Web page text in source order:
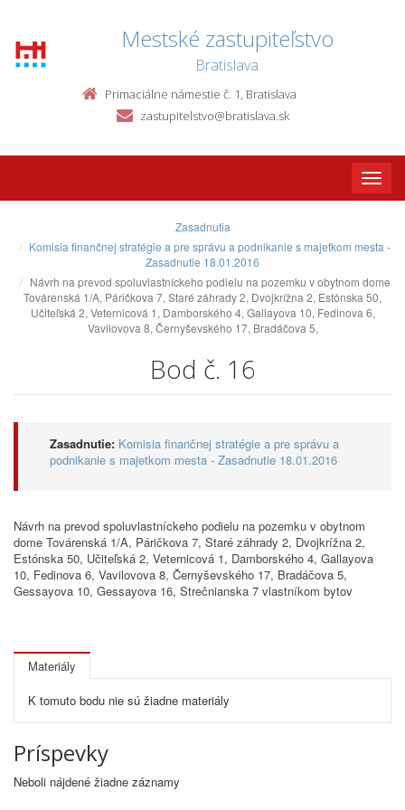
Mestské zastupiteľstvo
Bratislava
Primaciálne námestie č. 1, Bratislava
zastupitelstvo@bratislava.sk
Toggle
Zasadnutia
Komisia finančnej stratégie a pre správu a podnikanie s majetkom mesta -
Zasadnutie 18.01.2016
Návrh na prevod spoluvlastníckeho podielu na pozemku v obytnom dome
Továrenská 1/A, Páričkova 7, Staré záhrady 2, Dvojkrížna 2, Estónska 50,
Učiteľská 2, Veternicová 1, Damborského 4, Gallayova 10, Fedinova 6,
Vavilovova 8, Černyševského 17, Bradáčova 5,
Bod č. 16
Zasadnutie: Komisia finančnej stratégie a pre správu a
podnikanie s majetkom mesta - Zasadnutie 18.01.2016
Návrh na prevod spoluvlastníckeho podielu na pozemku v obytnom
dome Továrenská 1/A, Páričkova 7, Staré záhrady 2, Dvojkrížna 2,
Estónska 50, Učiteľská 2, Veternicová 1, Damborského 4, Gallayova
10, Fedinova 6, Vavilovova 8, Černyševského 17, Bradáčova 5,
Gessayova 10, Gessayova 16, Strečnianska 7 vlastníkom bytov
Materiály
K tomuto bodu nie sú žiadne materiály
Príspevky
Neboli nájdené žiadne záznamy